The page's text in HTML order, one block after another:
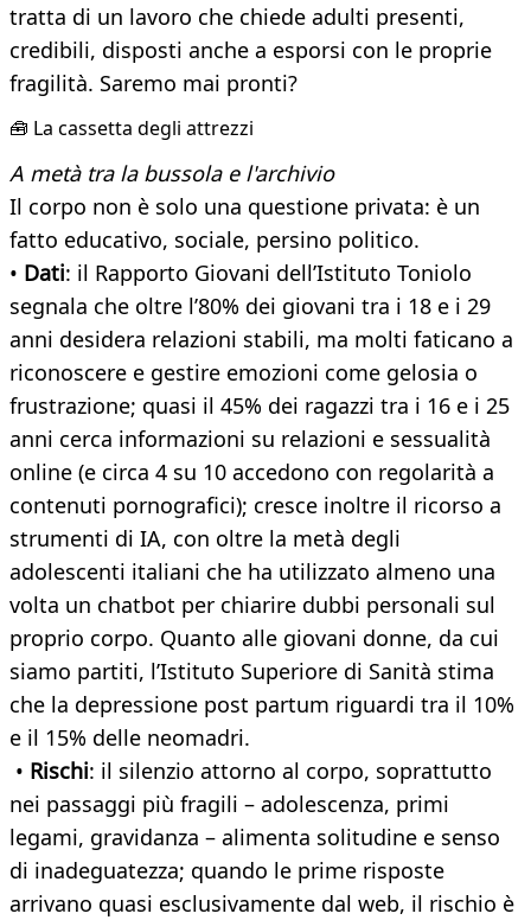
tratta di un lavoro che chiede adulti presenti,
credibili, disposti anche a esporsi con le proprie
fragilità. Saremo mai pronti?
🧰 La cassetta degli attrezzi
A metà tra la bussola e l'archivio
Il corpo non è solo una questione privata: è un
fatto educativo, sociale, persino politico.
• Dati: il Rapporto Giovani dell’Istituto Toniolo
segnala che oltre l’80% dei giovani tra i 18 e i 29
anni desidera relazioni stabili, ma molti faticano a
riconoscere e gestire emozioni come gelosia o
frustrazione; quasi il 45% dei ragazzi tra i 16 e i 25
anni cerca informazioni su relazioni e sessualità
online (e circa 4 su 10 accedono con regolarità a
contenuti pornografici); cresce inoltre il ricorso a
strumenti di IA, con oltre la metà degli
adolescenti italiani che ha utilizzato almeno una
volta un chatbot per chiarire dubbi personali sul
proprio corpo. Quanto alle giovani donne, da cui
siamo partiti, l’Istituto Superiore di Sanità stima
che la depressione post partum riguardi tra il 10%
e il 15% delle neomadri.
• Rischi: il silenzio attorno al corpo, soprattutto
nei passaggi più fragili – adolescenza, primi
legami, gravidanza – alimenta solitudine e senso
di inadeguatezza; quando le prime risposte
arrivano quasi esclusivamente dal web, il rischio è